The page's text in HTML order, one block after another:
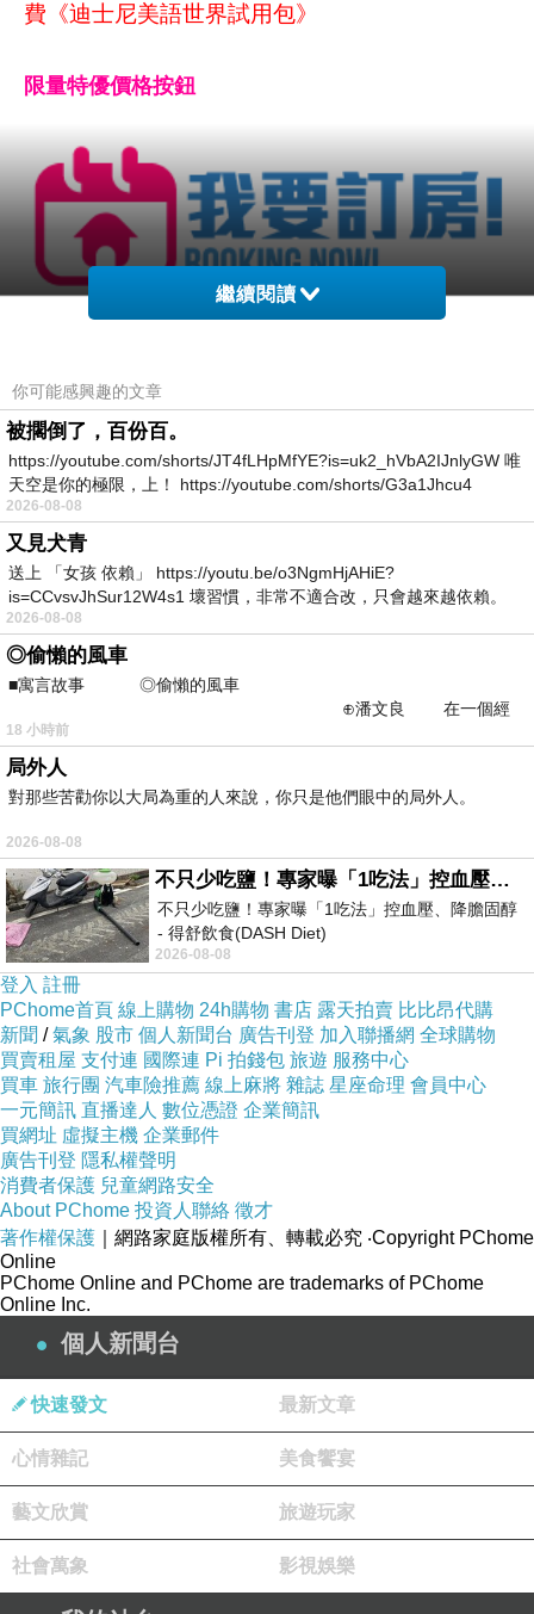
費《迪士尼美語世界試用包》
限量特優價格按鈕
繼續閱讀
你可能感興趣的文章
被擱倒了，百份百。
https://youtube.com/shorts/JT4fLHpMfYE?is=uk2_hVbA2IJnlyGW 唯
天空是你的極限，上！ https://youtube.com/shorts/G3a1Jhcu4
2026-08-08
又見犬青
送上 「女孩 依賴」 https://youtu.be/o3NgmHjAHiE?
is=CCvsvJhSur12W4s1 壞習慣，非常不適合改，只會越來越依賴。
我害怕的
2026-08-08
◎偷懶的風車
■寓言故事 ◎偷懶的風車
⊕潘文良 在一個經
常颳風的山丘上—&m
18 小時前
局外人
對那些苦勸你以大局為重的人來說，你只是他們眼中的局外人。
2026-08-08
不只少吃鹽！專家曝「1吃法」控血壓、降膽固醇 - 得舒飲食(DASH Diet)
不只少吃鹽！專家曝「1吃法」控血壓、降膽固醇
- 得舒飲食(DASH Diet)
https://www.facebook.com/dietitiansophia/
2026-08-08
登入 註冊
PChome首頁 線上購物 24h購物 書店 露天拍賣 比比昂代購
新聞 /氣象 股市 個人新聞台 廣告刊登 加入聯播網 全球購物
買賣租屋 支付連 國際連 Pi 拍錢包 旅遊 服務中心
買車 旅行團 汽車險推薦 線上麻將 雜誌 星座命理 會員中心
一元簡訊 直播達人 數位憑證 企業簡訊
買網址 虛擬主機 企業郵件
廣告刊登 隱私權聲明
消費者保護 兒童網路安全
About PChome 投資人聯絡 徵才
著作權保護 ｜網路家庭版權所有、轉載必究 ‧Copyright PChome
Online
PChome Online and PChome are trademarks of PChome
Online Inc.
個人新聞台
快速發文 最新文章
心情雜記 美食饗宴
藝文欣賞 旅遊玩家
社會萬象 影視娛樂